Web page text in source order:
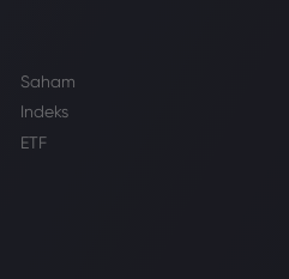
Saham
Indeks
ETF